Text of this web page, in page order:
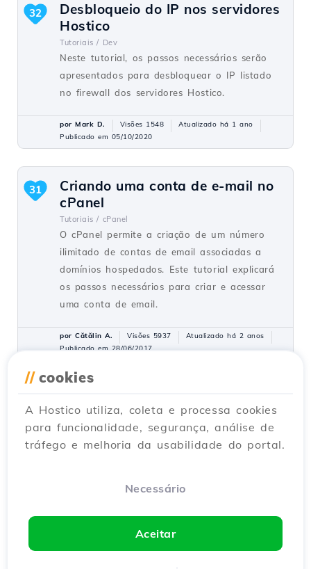
Desbloqueio do IP nos servidores
Hostico
Tutoriais / Dev
Neste tutorial, os passos necessários serão
apresentados para desbloquear o IP listado
no firewall dos servidores Hostico.
32
por Mark D. Visões 1548
Atualizado há 1 ano
Publicado em 05/10/2020
Criando uma conta de e-mail no
cPanel
Tutoriais / cPanel
O cPanel permite a criação de um número
ilimitado de contas de email associadas a
domínios hospedados. Este tutorial explicará
os passos necessários para criar e acessar
uma conta de email.
31
por Cătălin A. Visões 5937
Atualizado há 2 anos
Publicado em 28/06/2017
secundário (Subcontato)
Tutoriais / Commercial
Adicione um contato secundário na conta do
Visões 3167
// cookies
A Hostico utiliza, coleta e processa cookies
para funcionalidade, segurança, análise de
tráfego e melhoria da usabilidade do portal.
Necessário
Aceitar